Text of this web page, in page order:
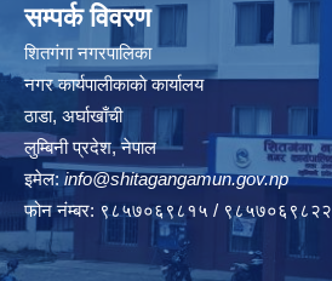
सम्पर्क विवरण
शितगंगा नगरपालिका
नगर कार्यपालीकाकाे कार्यालय
ठाडा, अर्घाखाँची
लुम्बिनी प्रदेश, नेपाल
इमेल: info@shitagangamun.gov.np
फोन नंम्बर: ९८५७०६९८१५ / ९८५७०६९८२२